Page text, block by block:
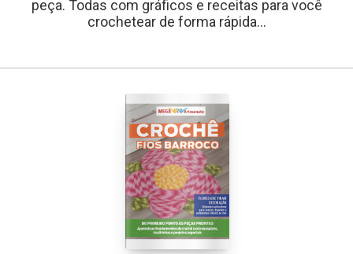
peça. Todas com gráficos e receitas para você
crochetear de forma rápida...